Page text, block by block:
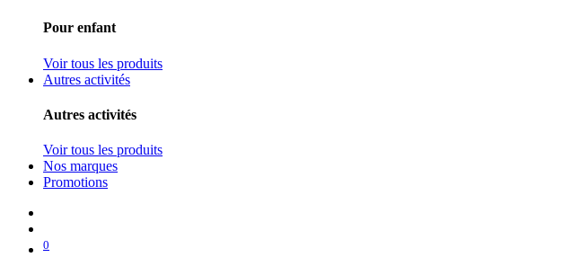
Pour enfant
Voir tous les produits
Autres activités
Autres activités
Voir tous les produits
Nos marques
Promotions
0